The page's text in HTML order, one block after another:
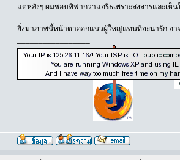
แต่หลังๆ ผมชอบทิฟากว่าแอริธเพราะสงสารและเห็
ยิ่งมาภาพนี้หน้าตาออกแนวผู้ใหญ่แทนที่จะน่ารัก อา